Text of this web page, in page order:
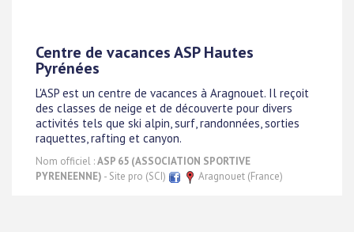
Centre de vacances ASP Hautes
Pyrénées
L'ASP est un centre de vacances à Aragnouet. Il reçoit
des classes de neige et de découverte pour divers
activités tels que ski alpin, surf, randonnées, sorties
raquettes, rafting et canyon.
Nom officiel :ASP 65 (ASSOCIATION SPORTIVE
PYRENEENNE) - Site pro (SCI) Aragnouet (France)